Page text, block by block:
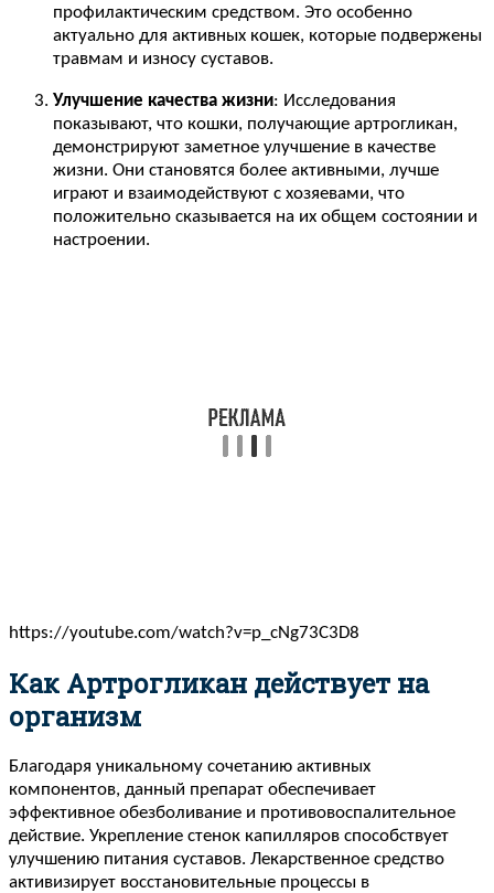
профилактическим средством. Это особенно
актуально для активных кошек, которые подвержены
травмам и износу суставов.
Улучшение качества жизни: Исследования
показывают, что кошки, получающие артрогликан,
демонстрируют заметное улучшение в качестве
жизни. Они становятся более активными, лучше
играют и взаимодействуют с хозяевами, что
положительно сказывается на их общем состоянии и
настроении.
https://youtube.com/watch?v=p_cNg73C3D8
Как Артрогликан действует на
организм
Благодаря уникальному сочетанию активных
компонентов, данный препарат обеспечивает
эффективное обезболивание и противовоспалительное
действие. Укрепление стенок капилляров способствует
улучшению питания суставов. Лекарственное средство
активизирует восстановительные процессы в